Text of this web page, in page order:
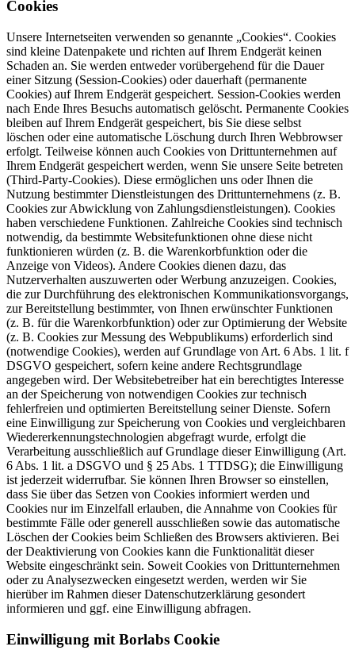
Cookies
Unsere Internetseiten verwenden so genannte „Cookies“. Cookies
sind kleine Datenpakete und richten auf Ihrem Endgerät keinen
Schaden an. Sie werden entweder vorübergehend für die Dauer
einer Sitzung (Session-Cookies) oder dauerhaft (permanente
Cookies) auf Ihrem Endgerät gespeichert. Session-Cookies werden
nach Ende Ihres Besuchs automatisch gelöscht. Permanente Cookies
bleiben auf Ihrem Endgerät gespeichert, bis Sie diese selbst
löschen oder eine automatische Löschung durch Ihren Webbrowser
erfolgt. Teilweise können auch Cookies von Drittunternehmen auf
Ihrem Endgerät gespeichert werden, wenn Sie unsere Seite betreten
(Third-Party-Cookies). Diese ermöglichen uns oder Ihnen die
Nutzung bestimmter Dienstleistungen des Drittunternehmens (z. B.
Cookies zur Abwicklung von Zahlungsdienstleistungen). Cookies
haben verschiedene Funktionen. Zahlreiche Cookies sind technisch
notwendig, da bestimmte Websitefunktionen ohne diese nicht
funktionieren würden (z. B. die Warenkorbfunktion oder die
Anzeige von Videos). Andere Cookies dienen dazu, das
Nutzerverhalten auszuwerten oder Werbung anzuzeigen. Cookies,
die zur Durchführung des elektronischen Kommunikationsvorgangs,
zur Bereitstellung bestimmter, von Ihnen erwünschter Funktionen
(z. B. für die Warenkorbfunktion) oder zur Optimierung der Website
(z. B. Cookies zur Messung des Webpublikums) erforderlich sind
(notwendige Cookies), werden auf Grundlage von Art. 6 Abs. 1 lit. f
DSGVO gespeichert, sofern keine andere Rechtsgrundlage
angegeben wird. Der Websitebetreiber hat ein berechtigtes Interesse
an der Speicherung von notwendigen Cookies zur technisch
fehlerfreien und optimierten Bereitstellung seiner Dienste. Sofern
eine Einwilligung zur Speicherung von Cookies und vergleichbaren
Wiedererkennungstechnologien abgefragt wurde, erfolgt die
Verarbeitung ausschließlich auf Grundlage dieser Einwilligung (Art.
6 Abs. 1 lit. a DSGVO und § 25 Abs. 1 TTDSG); die Einwilligung
ist jederzeit widerrufbar. Sie können Ihren Browser so einstellen,
dass Sie über das Setzen von Cookies informiert werden und
Cookies nur im Einzelfall erlauben, die Annahme von Cookies für
bestimmte Fälle oder generell ausschließen sowie das automatische
Löschen der Cookies beim Schließen des Browsers aktivieren. Bei
der Deaktivierung von Cookies kann die Funktionalität dieser
Website eingeschränkt sein. Soweit Cookies von Drittunternehmen
oder zu Analysezwecken eingesetzt werden, werden wir Sie
hierüber im Rahmen dieser Datenschutzerklärung gesondert
informieren und ggf. eine Einwilligung abfragen.
Einwilligung mit Borlabs Cookie